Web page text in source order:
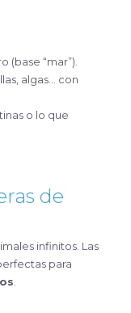
(base “mar”).
algas… con
o lo que
de
infinitos. Las
para
.